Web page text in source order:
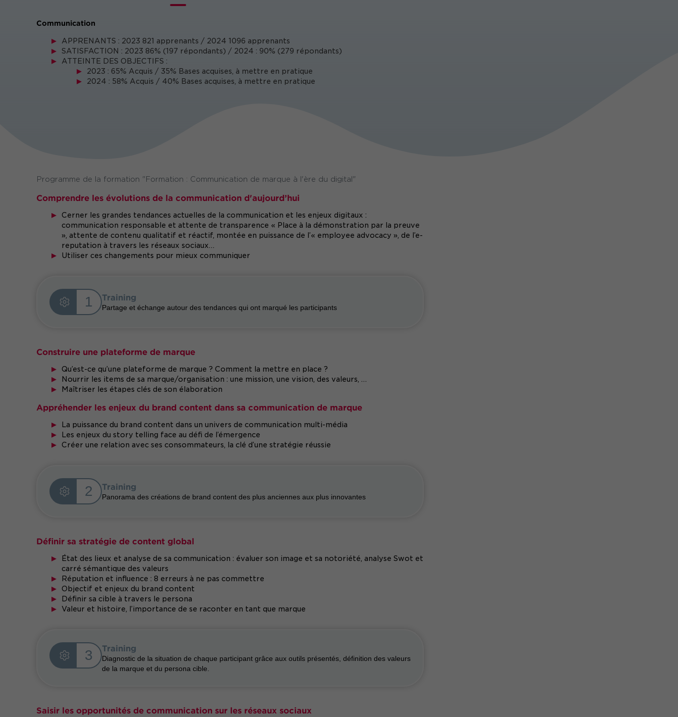
Communication
APPRENANTS : 2023 821 apprenants / 2024 1096 apprenants
SATISFACTION : 2023 86% (197 répondants) / 2024 : 90% (279 répondants)
ATTEINTE DES OBJECTIFS :
2023 : 65% Acquis / 35% Bases acquises, à mettre en pratique
2024 : 58% Acquis / 40% Bases acquises, à mettre en pratique
Programme de la formation "Formation : Communication de marque à l'ère du digital"
Comprendre les évolutions de la communication d'aujourd’hui
Cerner les grandes tendances actuelles de la communication et les enjeux digitaux :
communication responsable et attente de transparence « Place à la démonstration par la preuve
», attente de contenu qualitatif et réactif, montée en puissance de l’« employee advocacy », de l’e-
reputation à travers les réseaux sociaux…
Utiliser ces changements pour mieux communiquer
1 Training
Partage et échange autour des tendances qui ont marqué les participants
Construire une plateforme de marque
Qu’est-ce qu’une plateforme de marque ? Comment la mettre en place ?
Nourrir les items de sa marque/organisation : une mission, une vision, des valeurs, …
Maîtriser les étapes clés de son élaboration
Appréhender les enjeux du brand content dans sa communication de marque
La puissance du brand content dans un univers de communication multi-média
Les enjeux du story telling face au défi de l’émergence
Créer une relation avec ses consommateurs, la clé d’une stratégie réussie
2 Training
Panorama des créations de brand content des plus anciennes aux plus innovantes
Définir sa stratégie de content global
État des lieux et analyse de sa communication : évaluer son image et sa notoriété, analyse Swot et
carré sémantique des valeurs
Réputation et influence : 8 erreurs à ne pas commettre
Objectif et enjeux du brand content
Définir sa cible à travers le persona
Valeur et histoire, l’importance de se raconter en tant que marque
3 Training
Diagnostic de la situation de chaque participant grâce aux outils présentés, définition des valeurs
de la marque et du persona cible.
Saisir les opportunités de communication sur les réseaux sociaux